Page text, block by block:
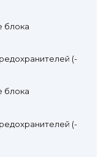
блока
(-
блока
(-